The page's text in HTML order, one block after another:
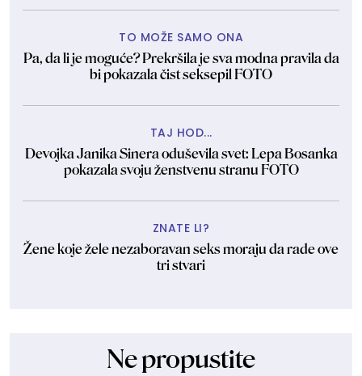
TO MOŽE SAMO ONA
Pa, da li je moguće? Prekršila je sva modna pravila da
bi pokazala čist seksepil FOTO
TAJ HOD...
Devojka Janika Sinera oduševila svet: Lepa Bosanka
pokazala svoju ženstvenu stranu FOTO
ZNATE LI?
Žene koje žele nezaboravan seks moraju da rade ove
tri stvari
Ne propustite